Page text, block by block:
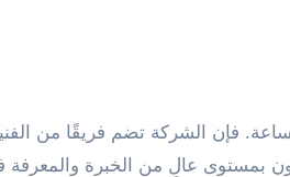
فإن الشركة تضم فريقًا من
بمستوى عالٍ من الخبرة والمعرفة